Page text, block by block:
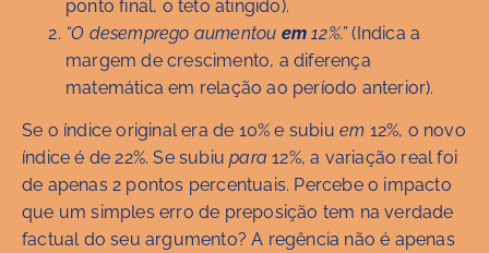
ponto final, o teto atingido).
“O desemprego aumentou em 12%.”(Indica a
margem de crescimento, a diferença
matemática em relação ao período anterior).
Se o índice original era de 10% e subiu em 12%, o novo
índice é de 22%. Se subiupara 12%, a variação real foi
de apenas 2 pontos percentuais. Percebe o impacto
que um simples erro de preposição tem na verdade
factual do seu argumento? A regência não é apenas